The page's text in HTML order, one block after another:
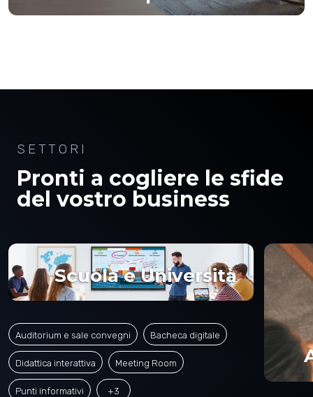
SETTORI
Pronti a cogliere le sfide
del vostro business
Scuola e Università
Auditorium e sale convegni Bacheca digitale
Didattica interattiva Meeting Room
Punti informativi +3